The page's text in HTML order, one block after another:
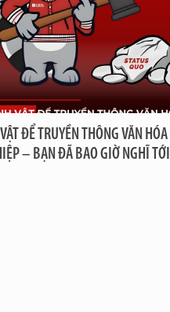
ĐỂ TRUYỀN THÔNG VĂN HÓA
– BẠN ĐÃ BAO GIỜ NGHĨ TỚI